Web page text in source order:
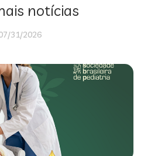
notícias
31/2026